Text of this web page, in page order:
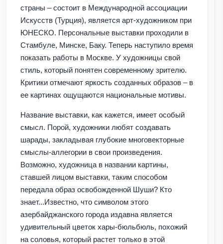
страны – состоит в Международной ассоциации
Искусств (Турция), является арт-художником при
ЮНЕСКО. Персональные выставки проходили в
Стамбуле, Минске, Баку. Теперь наступило время
показать работы в Москве. У художницы свой
стиль, который понятен современному зрителю.
Критики отмечают яркость созданных образов – в
ее картинах ощущаются национальные мотивы.
Название выставки, как кажется, имеет особый
смысл. Порой, художники любят создавать
шарады, закладывая глубокие многовекторные
смыслы-аллегории в свои произведения.
Возможно, художница в названии картины,
ставшей лицом выставки, таким способом
передала образ освобожденной Шуши? Кто
знает...Известно, что символом этого
азербайджанского города издавна является
удивительный цветок хары-бюльбюль, похожий
на соловья, который растет только в этой